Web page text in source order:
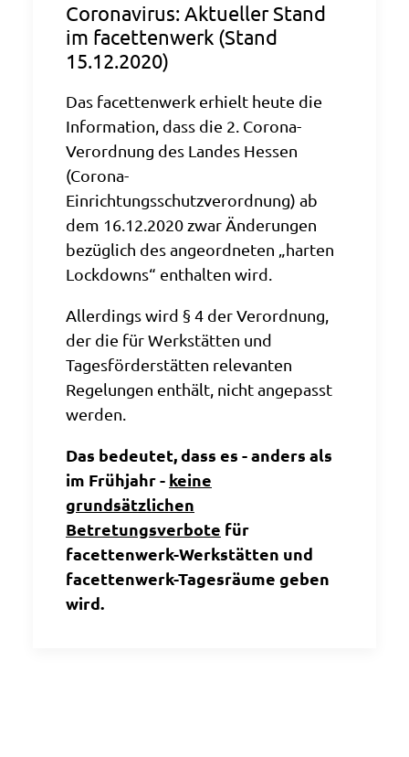
Coronavirus: Aktueller Stand
im facettenwerk (Stand
15.12.2020)
Das facettenwerk erhielt heute die
Information, dass die 2. Corona-
Verordnung des Landes Hessen
(Corona-
Einrichtungsschutzverordnung) ab
dem 16.12.2020 zwar Änderungen
bezüglich des angeordneten „harten
Lockdowns“ enthalten wird.
Allerdings wird § 4 der Verordnung,
der die für Werkstätten und
Tagesförderstätten relevanten
Regelungen enthält, nicht angepasst
werden.
Das bedeutet, dass es - anders als
im Frühjahr - keine
grundsätzlichen
Betretungsverbote für
facettenwerk-Werkstätten und
facettenwerk-Tagesräume geben
wird.